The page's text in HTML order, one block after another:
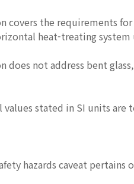
covers the requirements
heat-treating
does not address bent
values stated in SI units
hazards caveat